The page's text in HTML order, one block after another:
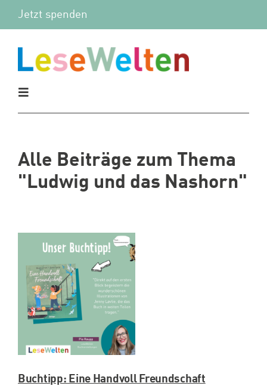
Zum
Jetzt spenden
Toggle
Vor Ort
Wir
Spenden
Projekte
Alle Beiträge zum Thema
"Ludwig und das Nashorn"
Buchtipp: Eine Handvoll Freundschaft